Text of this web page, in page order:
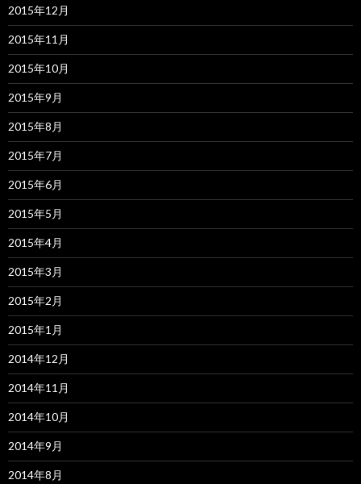
2015年12月
2015年11月
2015年10月
2015年9月
2015年8月
2015年7月
2015年6月
2015年5月
2015年4月
2015年3月
2015年2月
2015年1月
2014年12月
2014年11月
2014年10月
2014年9月
2014年8月